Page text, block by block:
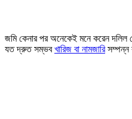
জমি কেনার পর অনেকেই মনে করেন দলিল
যত দ্রুত সম্ভবখারিজ বা নামজারিসম্পন্ন